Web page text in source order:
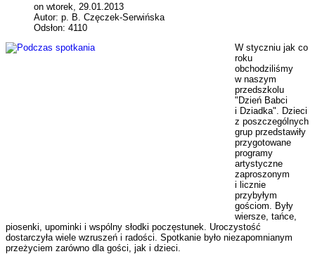
on wtorek, 29.01.2013
Autor: p. B. Częczek-Serwińska
Odsłon: 4110
W styczniu jak co
roku
obchodziliśmy
w naszym
przedszkolu
"Dzień Babci
i Dziadka". Dzieci
z poszczególnych
grup przedstawiły
przygotowane
programy
artystyczne
zaproszonym
i licznie
przybyłym
gościom. Były
wiersze, tańce,
piosenki, upominki i wspólny słodki poczęstunek. Uroczystość
dostarczyła wiele wzruszeń i radości. Spotkanie było niezapomnianym
przeżyciem zarówno dla gości, jak i dzieci.